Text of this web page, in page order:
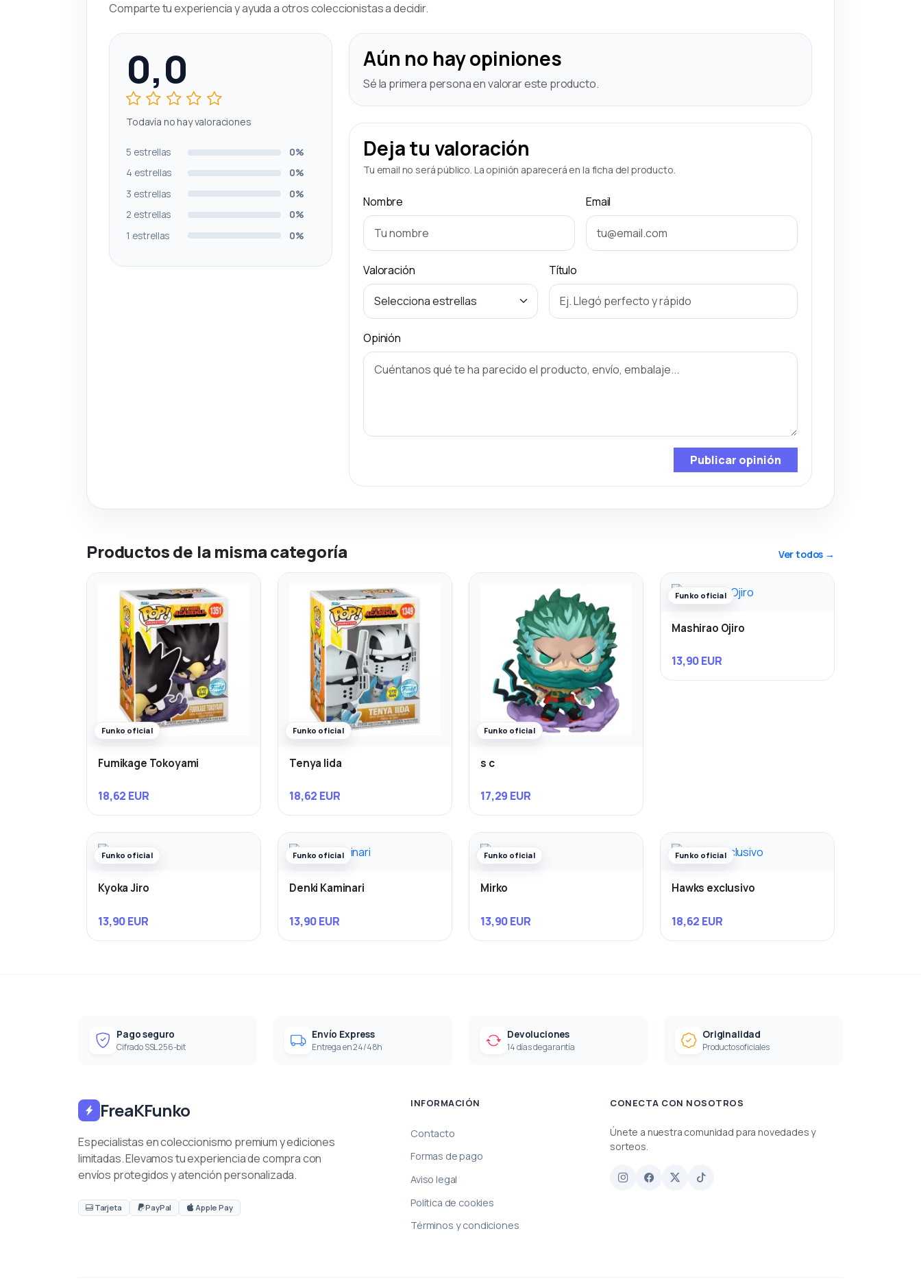
Comparte tu experiencia y ayuda a otros coleccionistas a decidir.
0,0
Todavía no hay valoraciones
5 estrellas
0%
4 estrellas
0%
3 estrellas
0%
2 estrellas
0%
1 estrellas
0%
Aún no hay opiniones
Sé la primera persona en valorar este producto.
Deja tu valoración
Tu email no será público. La opinión aparecerá en la ficha del producto.
Nombre Email
Valoración Título
Opinión
Publicar opinión
Productos de la misma categoría Ver todos →
Funko oficial
Fumikage Tokoyami
18,62 EUR
Funko oficial
Tenya Iida
18,62 EUR
Funko oficial
s c
17,29 EUR
Funko oficial
Mashirao Ojiro
13,90 EUR
Funko oficial
Kyoka Jiro
13,90 EUR
Funko oficial
Denki Kaminari
13,90 EUR
Funko oficial
Mirko
13,90 EUR
Funko oficial
Hawks exclusivo
18,62 EUR
Pago seguro
Cifrado SSL 256-bit
Envío Express
Entrega en 24/48h
Devoluciones
14 días de garantía
Originalidad
Productos oficiales
FreaKFunko
Especialistas en coleccionismo premium y ediciones
limitadas. Elevamos tu experiencia de compra con
envíos protegidos y atención personalizada.
Tarjeta PayPal Apple Pay
INFORMACIÓN
Contacto
Formas de pago
Aviso legal
Política de cookies
Términos y condiciones
CONECTA CON NOSOTROS
Únete a nuestra comunidad para novedades y
sorteos.